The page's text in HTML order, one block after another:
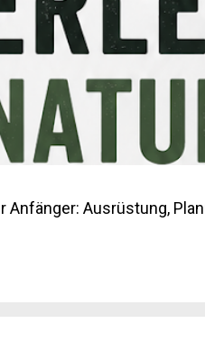
Anfänger: Ausrüstung,